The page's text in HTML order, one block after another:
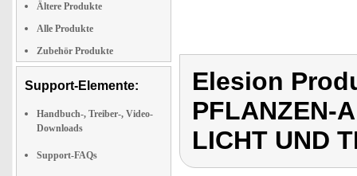
Ältere Produkte
Alle Produkte
Zubehör Produkte
Support-Elemente:
Handbuch-, Treiber-, Video-
Downloads
Support-FAQs
Elesion
PFLANZEN-
LICHT UND